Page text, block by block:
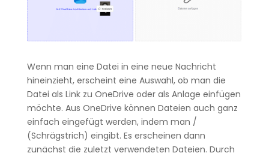
Wenn man eine Datei in eine neue Nachricht
hineinzieht, erscheint eine Auswahl, ob man die
Datei als Link zu OneDrive oder als Anlage einfügen
möchte. Aus OneDrive können Dateien auch ganz
einfach eingefügt werden, indem man /
(Schrägstrich) eingibt. Es erscheinen dann
zunächst die zuletzt verwendeten Dateien. Durch